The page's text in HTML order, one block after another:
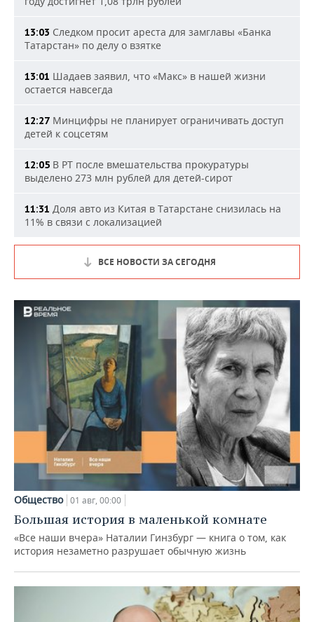
13:03 Следком просит ареста для замглавы «Банка
Татарстан» по делу о взятке
13:01 Шадаев заявил, что «Макс» в нашей жизни
остается навсегда
12:27 Минцифры не планирует ограничивать доступ
детей к соцсетям
12:05 В РТ после вмешательства прокуратуры
выделено 273 млн рублей для детей-сирот
11:31 Доля авто из Китая в Татарстане снизилась на
11% в связи с локализацией
ВСЕ НОВОСТИ ЗА СЕГОДНЯ
Общество 01 авг, 00:00
Большая история в маленькой комнате
«Все наши вчера» Наталии Гинзбург — книга о том, как
история незаметно разрушает обычную жизнь